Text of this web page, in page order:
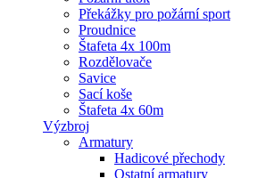
Překážky pro požární sport
Proudnice
Štafeta 4x 100m
Rozdělovače
Savice
Sací koše
Štafeta 4x 60m
Výzbroj
Armatury
Hadicové přechody
Ostatní armatury